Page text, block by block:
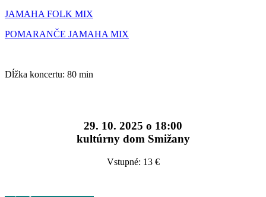
JAMAHA FOLK MIX
POMARANČE JAMAHA MIX
Dĺžka koncertu: 80 min
29. 10. 2025 o 18:00
kultúrny dom Smižany
Vstupné: 13 €